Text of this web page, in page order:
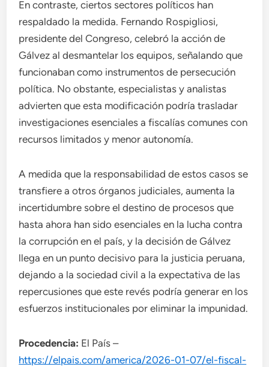
En contraste, ciertos sectores políticos han
respaldado la medida. Fernando Rospigliosi,
presidente del Congreso, celebró la acción de
Gálvez al desmantelar los equipos, señalando que
funcionaban como instrumentos de persecución
política. No obstante, especialistas y analistas
advierten que esta modificación podría trasladar
investigaciones esenciales a fiscalías comunes con
recursos limitados y menor autonomía.
A medida que la responsabilidad de estos casos se
transfiere a otros órganos judiciales, aumenta la
incertidumbre sobre el destino de procesos que
hasta ahora han sido esenciales en la lucha contra
la corrupción en el país, y la decisión de Gálvez
llega en un punto decisivo para la justicia peruana,
dejando a la sociedad civil a la expectativa de las
repercusiones que este revés podría generar en los
esfuerzos institucionales por eliminar la impunidad.
Procedencia: El País –
https://elpais.com/america/2026-01-07/el-fiscal-